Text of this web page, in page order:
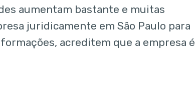
aumentam bastante e muitas
juridicamente em São Paulo para
acreditem que a empresa é